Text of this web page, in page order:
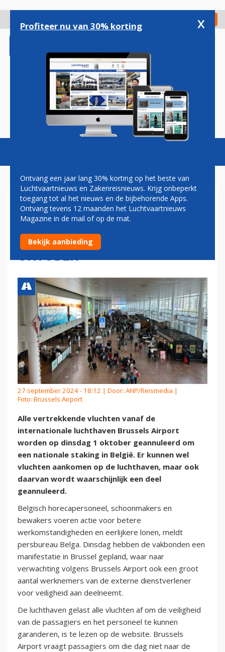
gaan
Check in
Magazine Podcasts Vacatures
BRUSSELS AIRPORT SCHRAPT
ALLE VERTREKKENDE
PASSAGIERSVLUCHTEN OP 1
OKTOBER
27 september 2024 - 18:12 | Door: ANP/Reismedia |
Foto: Brussels Airport
Alle vertrekkende vluchten vanaf de
internationale luchthaven Brussels Airport
worden op dinsdag 1 oktober geannuleerd om
een nationale staking in België. Er kunnen wel
vluchten aankomen op de luchthaven, maar ook
daarvan wordt waarschijnlijk een deel
geannuleerd.
Belgisch horecapersoneel, schoonmakers en
bewakers voeren actie voor betere
werkomstandigheden en eerlijkere lonen, meldt
persbureau Belga. Dinsdag hebben de vakbonden een
manifestatie in Brussel gepland, waar naar
verwachting volgens Brussels Airport ook een groot
aantal werknemers van de externe dienstverlener
voor veiligheid aan deelneemt.
De luchthaven gelast alle vluchten af om de veiligheid
van de passagiers en het personeel te kunnen
garanderen, is te lezen op de website. Brussels
Airport vraagt passagiers om die dag niet naar de
Profiteer nu van 30% korting x
Ontvang een jaar lang 30% korting op het beste van
Luchtvaartnieuws en Zakenreisnieuws. Krijg onbeperkt
toegang tot al het nieuws en de bijbehorende Apps.
Ontvang tevens 12 maanden het Luchtvaartnieuws
Magazine in de mail of op de mat.
Bekijk aanbieding